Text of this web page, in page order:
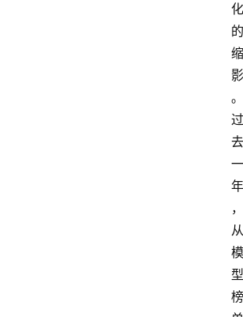
化
的
缩
影
。
过
去
一
年
，
从
模
型
榜